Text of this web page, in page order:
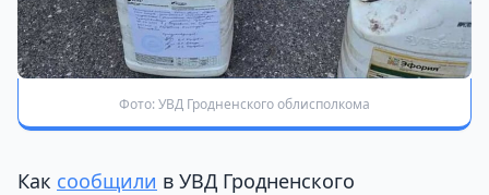
Фото: УВД Гродненского облисполкома
Как сообщили в УВД Гродненского